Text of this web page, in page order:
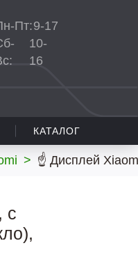
Пт:9-17
10-
16
КАТАЛОГ
> ☝ Дисплей
с